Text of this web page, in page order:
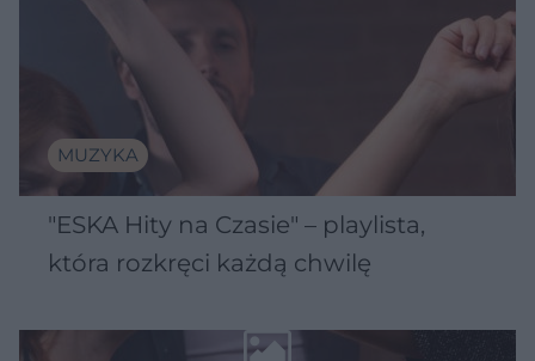
MUZYKA
"ESKA Hity na Czasie" – playlista,
która rozkręci każdą chwilę